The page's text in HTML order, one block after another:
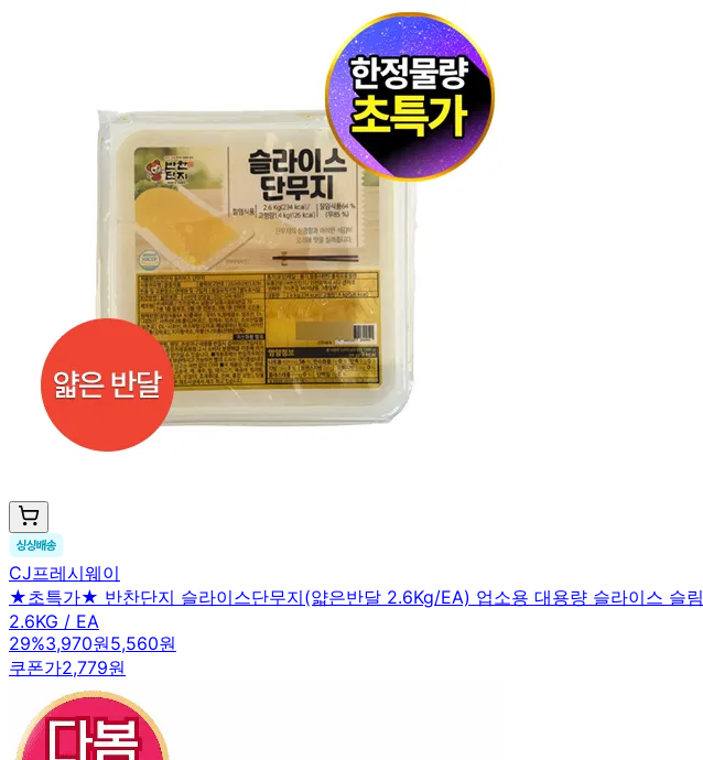
CJ프레시웨이
★초특가★ 반찬단지 슬라이스단무지(얇은반달 2.6Kg/EA) 업소용 대용량 슬라이스 슬림
2.6KG / EA
29%3,970원5,560원
쿠폰가2,779원